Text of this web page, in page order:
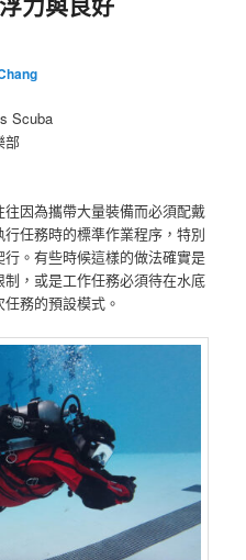
Scuba
部
因為攜帶大量裝備而必須配戴
任務時的標準作業程序，特別
。有些時候這樣的做法確實是
，或是工作任務必須待在水底
務的預設模式。